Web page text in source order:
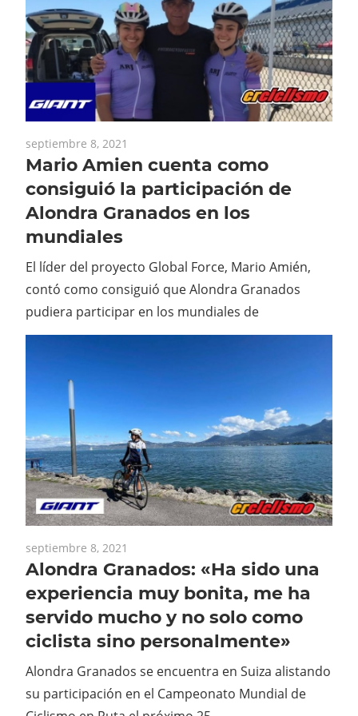
septiembre 8, 2021
Mario Amien cuenta como
consiguió la participación de
Alondra Granados en los
mundiales
El líder del proyecto Global Force, Mario Amién,
contó como consiguió que Alondra Granados
pudiera participar en los mundiales de
septiembre 8, 2021
Alondra Granados: «Ha sido una
experiencia muy bonita, me ha
servido mucho y no solo como
ciclista sino personalmente»
Alondra Granados se encuentra en Suiza alistando
su participación en el Campeonato Mundial de